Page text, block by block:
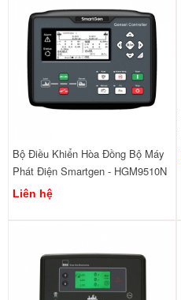
Bộ Điều Khiển Hòa Đồng Bộ Máy
Phát Điện Smartgen - HGM9510N
Liên hệ